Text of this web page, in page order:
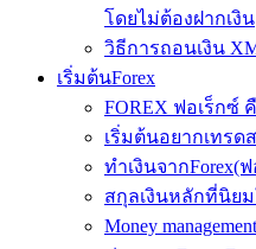
โดยไม่ต้องฝากเงิน
วิธีการถอนเงิน
เริ่มต้นForex
FOREX ฟอเร็กซ์
เริ่มต้นอยากเทรด
ทำเงินจากForex(
สกุลเงินหลักที่นิย
Money